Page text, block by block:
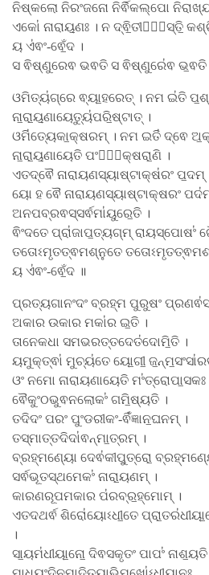
ନିଷ୍କଲୋ ନିରଂଜନୋ ନିର୍ଵିକଲ୍ପୋ
ଏକୋ॑ ନାରାୟ॒ଣଃ । ନ ଦ୍ଵି॒ତୀୟୋ᳚ସ୍ତି॒
ୟ ଏ॑ଵଂ-ଵେଁ॒ଦ ।
ସ ଵିଷ୍ଣୁରେଵ ଭଵତି ସ ଵିଷ୍ଣୁରେ॑ଵ ଭ॒ଵତି
ଓମିତ୍ୟ॑ଗ୍ରେ ଵ୍ୟା॒ହରେତ୍ । ନମ ଇ॑ତି
ନା॒ରା॒ୟ॒ଣାୟେତ୍ୟୁ॑ପରି॒ଷ୍ଟାତ୍ ।
ଓମି॑ତ୍ୟେକା॒କ୍ଷରମ୍ । ନମ ଇତି॑ ଦ୍ଵେ
ନା॒ରା॒ୟ॒ଣାୟେତି ପଂଚା᳚କ୍ଷରା॒ଣି ।
ଏତଦ୍ଵୈ ନାରାୟଣସ୍ୟାଷ୍ଟାକ୍ଷ॑ରଂ ପ॒ଦମ୍
ୟୋ ହ ଵୈ ନାରାୟଣସ୍ୟାଷ୍ଟାକ୍ଷରଂ
ଅନପବ୍ରଵସ୍ସର୍ଵମା॑ୟୁରେ॒ତି ।
ଵିଂଦତେ ପ୍ରା॑ଜାପ॒ତ୍ୟଗ୍​ମ୍ ରାୟସ୍ପୋଷଂ॑
ତତୋଽମୃତତ୍ଵମଶ୍ନୁତେ
ୟ ଏ॑ଵଂ-ଵେଁ॒ଦ ॥
ପ୍ରତ୍ୟଗାନଂଦଂ ବ୍ରହ୍ମ ପୁରୁଷଂ
ଅକାର ଉକାର ମକା॑ର ଇ॒ତି ।
ତାନେକଧା ସମଭରତ୍ତଦେତ॑ଦୋମି॒ତି ।
ୟମୁକ୍ତ୍ଵା॑ ମୁଚ୍ୟ॑ତେ ୟୋ॒ଗୀ॒
ଓଂ ନମୋ ନାରାୟଣାୟେତି ମଂ॑ତ୍ରୋପା॒ସକଃ
ଵୈକୁଂଠଭୁଵନଲୋକଂ॑ ଗମି॒ଷ୍ୟତି ।
ତଦିଦଂ ପରଂ ପୁଂଡରୀକଂ-ଵିଁ॑ଜ୍ଞାନ॒ଘନମ୍ ।
ତସ୍ମାତ୍ତଦିଦା॑ଵନ୍ମା॒ତ୍ରମ୍ ।
ବ୍ରହ୍ମଣ୍ୟୋ ଦେଵ॑କୀପୁ॒ତ୍ରୋ॒
ସର୍ଵଭୂତସ୍ଥମେକଂ॑ ନାରା॒ୟଣମ୍ ।
କାରଣରୂପମକାର ପ॑ରବ୍ର॒ହ୍ମୋମ୍ ।
ଏତଦଥର୍ଵ ଶିରୋ॑ୟୋଽଧୀ॒ତେ
।
ସା॒ୟମ॑ଧୀୟା॒ନୋ॒ ଦିଵସକୃତଂ ପାପଂ॑ ନାଶ॒ୟତି